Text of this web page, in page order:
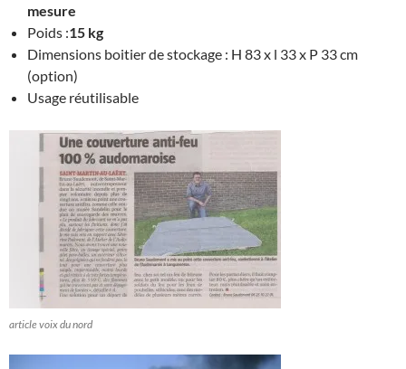
mesure
Poids :15 kg
Dimensions boitier de stockage : H 83 x l 33 x P 33 cm
(option)
Usage réutilisable
article voix du nord